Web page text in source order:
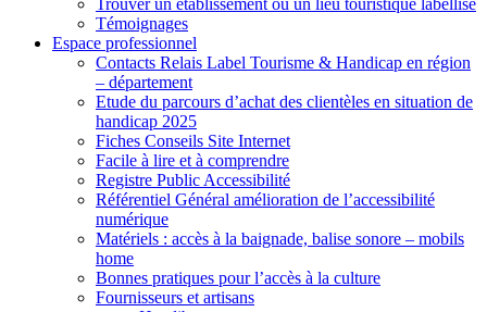
Témoignages
Espace professionnel
Contacts Relais Label Tourisme & Handicap en région
– département
Etude du parcours d’achat des clientèles en situation de
handicap 2025
Fiches Conseils Site Internet
Facile à lire et à comprendre
Registre Public Accessibilité
Référentiel Général amélioration de l’accessibilité
numérique
Matériels : accès à la baignade, balise sonore – mobils
home
Bonnes pratiques pour l’accès à la culture
Fournisseurs et artisans